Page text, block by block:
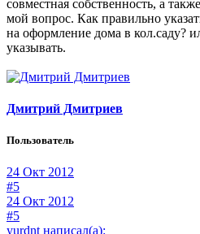
совместная собственность, а
мой вопрос. Как правильно
на оформление дома в кол.саду?
указывать.
Дмитрий Дмитриев
Пользователь
24 Окт 2012
#5
24 Окт 2012
#5
yurdnt написал(а):